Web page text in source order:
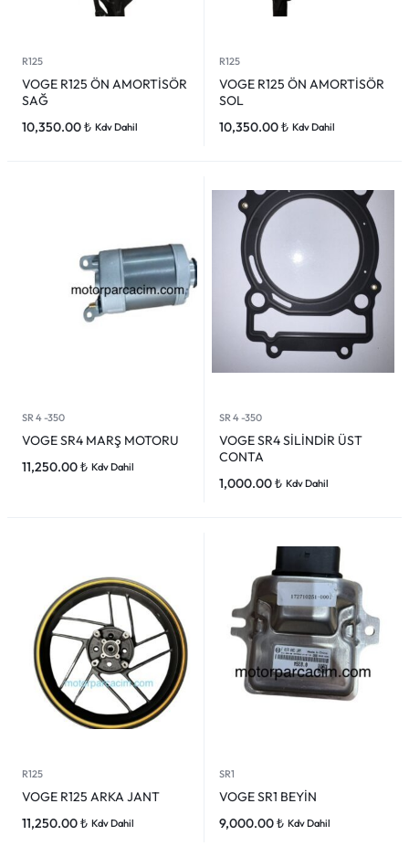
R125
VOGE R125 ÖN AMORTİSÖR
SAĞ
10,350.00₺ Kdv Dahil
R125
VOGE R125 ÖN AMORTİSÖR
SOL
10,350.00₺ Kdv Dahil
SR 4 -350
VOGE SR4 MARŞ MOTORU
11,250.00₺ Kdv Dahil
SR 4 -350
VOGE SR4 SİLİNDİR ÜST
CONTA
1,000.00₺ Kdv Dahil
R125
VOGE R125 ARKA JANT
11,250.00₺ Kdv Dahil
SR1
VOGE SR1 BEYİN
9,000.00₺ Kdv Dahil